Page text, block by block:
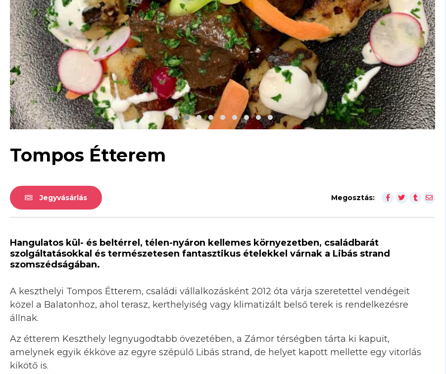
Tompos Étterem
Jegyvásárlás Megosztás:
Hangulatos kül- és beltérrel, télen-nyáron kellemes környezetben, családbarát
szolgáltatásokkal és természetesen fantasztikus ételekkel várnak a Libás strand
szomszédságában.
A keszthelyi Tompos Étterem, családi vállalkozásként 2012 óta várja szeretettel vendégeit
közel a Balatonhoz, ahol terasz, kerthelyiség vagy klimatizált belső terek is rendelkezésre
állnak.
Az étterem Keszthely legnyugodtabb övezetében, a Zámor térségben tárta ki kapuit,
amelynek egyik ékköve az egyre szépülő Libás strand, de helyet kapott mellette egy vitorlás
kikötő is.